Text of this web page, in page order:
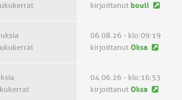
n
i
e
i
kirjoittanut bouli
U
i
i
06.08.26 - klo:09:19
kirjoittanut Oksa
U
i
n
04.06.26 - klo:16:53
kirjoittanut Oksa
U